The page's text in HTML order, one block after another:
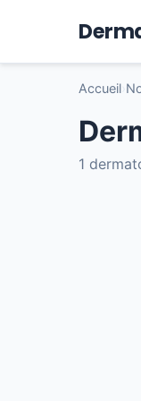
Accueil
1